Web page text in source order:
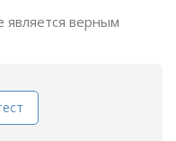
верным